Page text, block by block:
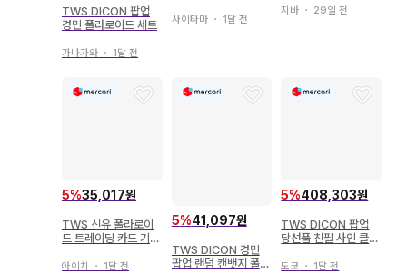
TWS DICON 팝업
경민 폴라로이드 세트
가나가와 ・ 1달 전
사이타마・ 1달 전
매 혜택
지바 ・ 29일 전
5%35,017원
TWS 신유 폴라로이
드 트레이딩 카드 기원
아이치 ・ 1달 전
5%41,097원
TWS DICON 경민
팝업 랜덤 캔뱃지 폴라
5%408,303원
TWS DICON 팝업
당선품 친필 사인 클리
도쿄 ・ 1달 전